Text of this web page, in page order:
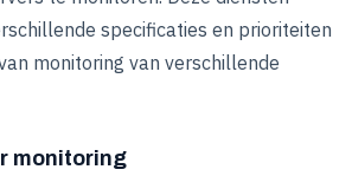
specificaties en prioriteiten
monitoring van verschillende
monitoring